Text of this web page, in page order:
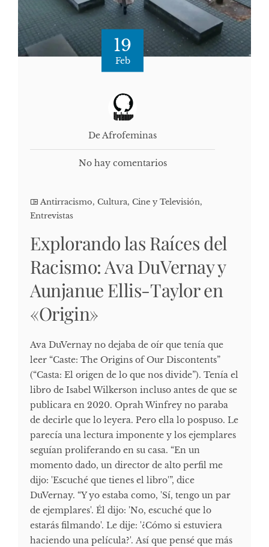
19
Feb
De Afrofeminas
No hay comentarios
Antirracismo, Cultura, Cine y Televisión,
Entrevistas
Explorando las Raíces del
Racismo: Ava DuVernay y
Aunjanue Ellis-Taylor en
«Origin»
Ava DuVernay no dejaba de oír que tenía que
leer “Caste: The Origins of Our Discontents”
(“Casta: El origen de lo que nos divide”). Tenía el
libro de Isabel Wilkerson incluso antes de que se
publicara en 2020. Oprah Winfrey no paraba
de decirle que lo leyera. Pero ella lo pospuso. Le
parecía una lectura imponente y los ejemplares
seguían proliferando en su casa. “En un
momento dado, un director de alto perfil me
dijo: 'Escuché que tienes el libro'”, dice
DuVernay. “Y yo estaba como, 'Sí, tengo un par
de ejemplares'. Él dijo: 'No, escuché que lo
estarás filmando'. Le dije: '¿Cómo si estuviera
haciendo una película?'. Así que pensé que más